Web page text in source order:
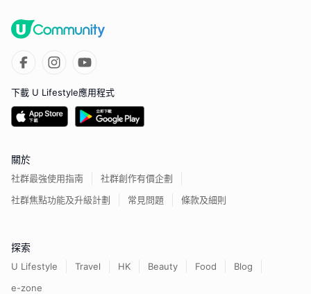
下載 U Lifestyle應用程式
關於
社群最強使用指南
社群創作有價企劃
社群焦點功能及升級計劃
常見問題 條款及細則
探索
U Lifestyle Travel HK Beauty Food
Blog
e-zone